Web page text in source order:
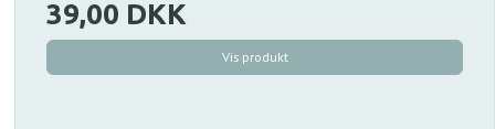
39,00 DKK
Vis produkt